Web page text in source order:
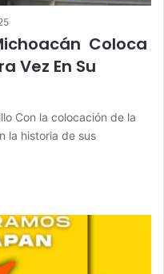
Coloca
Vez En Su
Con la colocación de la
la historia de sus